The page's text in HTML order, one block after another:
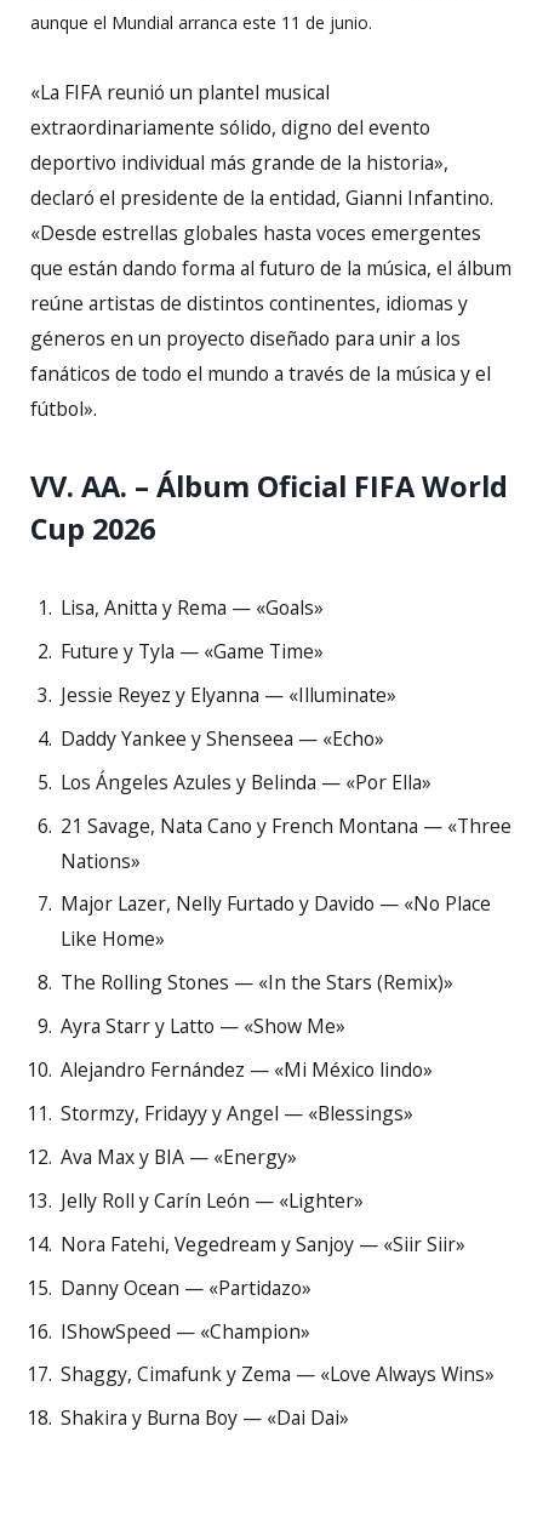
aunque el Mundial arranca este 11 de junio.
«La FIFA reunió un plantel musical
extraordinariamente sólido, digno del evento
deportivo individual más grande de la historia»,
declaró el presidente de la entidad, Gianni Infantino.
«Desde estrellas globales hasta voces emergentes
que están dando forma al futuro de la música, el álbum
reúne artistas de distintos continentes, idiomas y
géneros en un proyecto diseñado para unir a los
fanáticos de todo el mundo a través de la música y el
fútbol».
VV. AA. – Álbum Oficial FIFA World
Cup 2026
Lisa, Anitta y Rema — «Goals»
Future y Tyla — «Game Time»
Jessie Reyez y Elyanna — «Illuminate»
Daddy Yankee y Shenseea — «Echo»
Los Ángeles Azules y Belinda — «Por Ella»
21 Savage, Nata Cano y French Montana — «Three
Nations»
Major Lazer, Nelly Furtado y Davido — «No Place
Like Home»
The Rolling Stones — «In the Stars (Remix)»
Ayra Starr y Latto — «Show Me»
Alejandro Fernández — «Mi México lindo»
Stormzy, Fridayy y Angel — «Blessings»
Ava Max y BIA — «Energy»
Jelly Roll y Carín León — «Lighter»
Nora Fatehi, Vegedream y Sanjoy — «Siir Siir»
Danny Ocean — «Partidazo»
IShowSpeed — «Champion»
Shaggy, Cimafunk y Zema — «Love Always Wins»
Shakira y Burna Boy — «Dai Dai»